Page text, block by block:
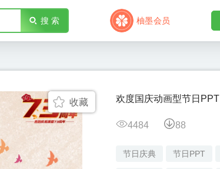
搜 索 柚墨会员
收藏 欢度国庆动画型节日PPT
4484 88
节日庆典 节日PPT